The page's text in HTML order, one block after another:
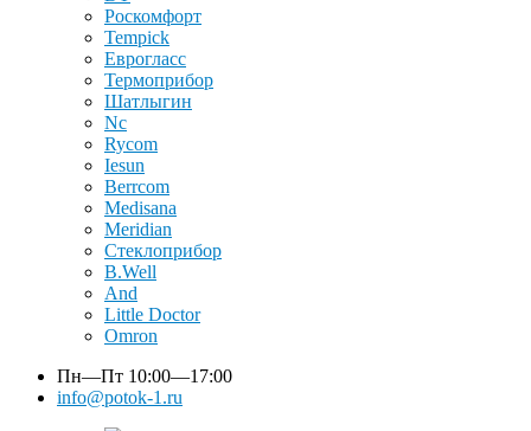
Роскомфорт
Tempick
Еврогласс
Термоприбор
Шатлыгин
Nc
Rycom
Iesun
Berrcom
Medisana
Meridian
Стеклоприбор
B.Well
And
Little Doctor
Omron
Пн—Пт 10:00—17:00
info@potok-1.ru